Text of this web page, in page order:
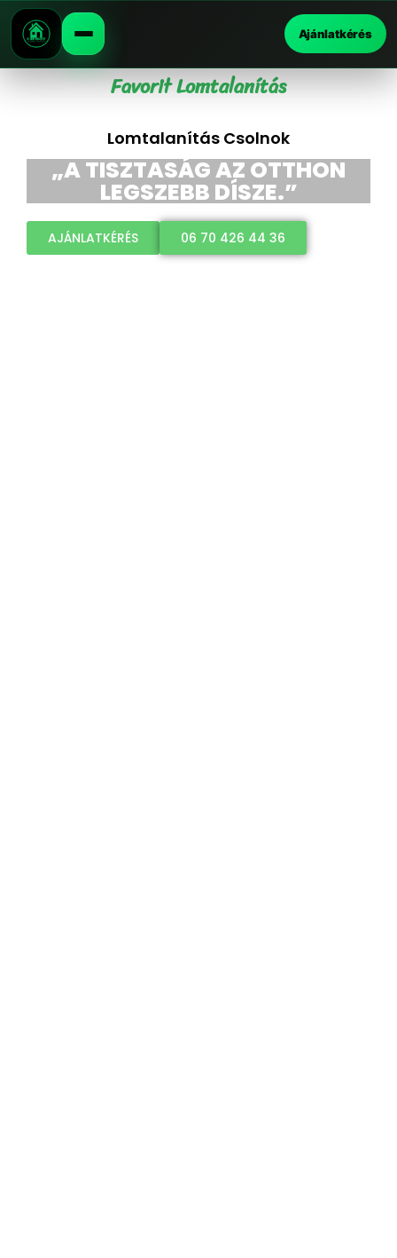
Ajánlatkérés
Favorit Lomtalanítás
Lomtalanítás Csolnok
„A TISZTASÁG AZ OTTHON
LEGSZEBB DÍSZE.”
AJÁNLATKÉRÉS 06 70 426 44 36